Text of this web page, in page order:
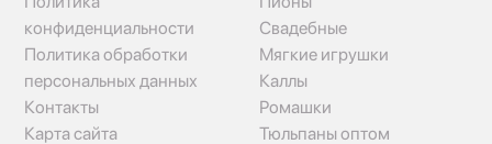
конфиденциальности
Политика обработки
персональных данных
Контакты
Карта сайта
Свадебные
Мягкие игрушки
Каллы
Ромашки
Тюльпаны оптом